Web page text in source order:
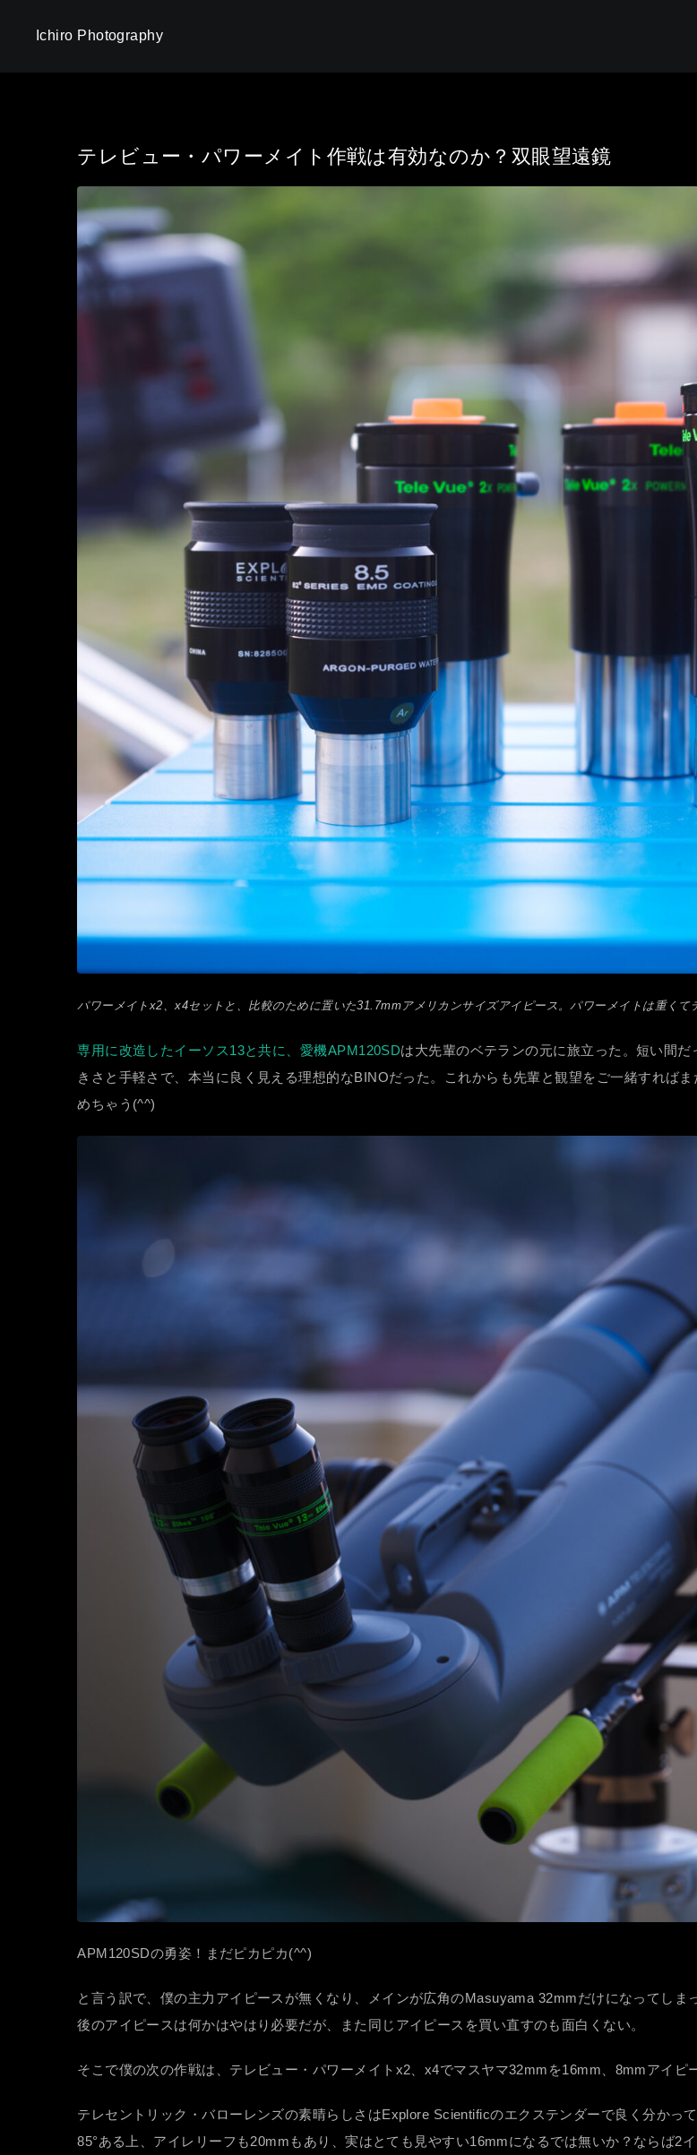
Ichiro Photography
テレビュー・パワーメイト作戦は有効なのか？双眼望遠鏡
パワーメイトx2、x4セットと、比較のために置いた31.7mmアメリカンサイズアイピース。パワーメイトは重くて
専用に改造したイーソス13と共に、愛機APM120SDは大先輩のベテランの元に旅立った。短い間
きさと手軽さで、本当に良く見える理想的なBINOだった。これからも先輩と観望をご一緒すれば
めちゃう(^^)
APM120SDの勇姿！まだピカピカ(^^)
と言う訳で、僕の主力アイピースが無くなり、メインが広角のMasuyama 32mmだけになってし
後のアイピースは何かはやはり必要だが、また同じアイピースを買い直すのも面白くない。
そこで僕の次の作戦は、テレビュー・パワーメイトx2、x4でマスヤマ32mmを16mm、8mmアイピ
テレセントリック・バローレンズの素晴らしさはExplore Scientificのエクステンダーで良く分かっ
85°ある上、アイレリーフも20mmもあり、実はとても見やすい16mmになるでは無いか？ならば2